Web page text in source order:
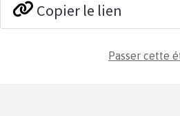
Copier le lien
Passer cette